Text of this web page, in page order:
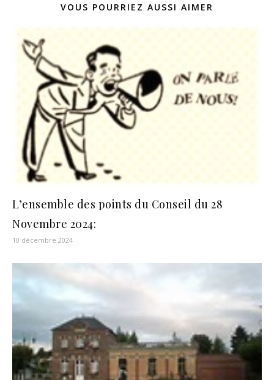
VOUS POURRIEZ AUSSI AIMER
L’ensemble des points du Conseil du 28
Novembre 2024:
10 décembre 2024